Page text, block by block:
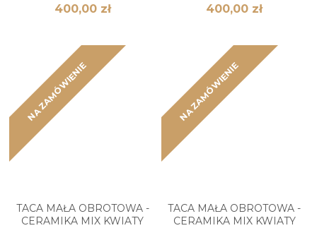
400,00 zł 400,00 zł
NA ZAMÓWIENIE
TACA MAŁA OBROTOWA -
CERAMIKA MIX KWIATY
NA ZAMÓWIENIE
TACA MAŁA OBROTOWA -
CERAMIKA MIX KWIATY